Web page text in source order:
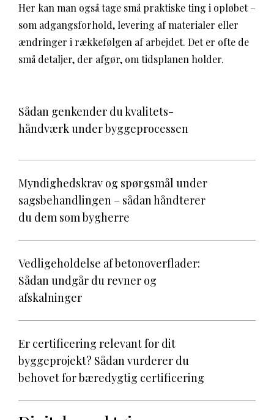
Her kan man også tage små praktiske ting i opløbet –
som adgangsforhold, levering af materialer eller
ændringer i rækkefølgen af arbejdet. Det er ofte de
små detaljer, der afgør, om tidsplanen holder.
Sådan genkender du kvalitets­
håndværk under byggeprocessen
Myndighedskrav og spørgsmål under
sagsbehandlingen – sådan håndterer
du dem som bygherre
Vedligeholdelse af betonoverflader:
Sådan undgår du revner og
afskalninger
Er certificering relevant for dit
byggeprojekt? Sådan vurderer du
behovet for bæredygtig certificering